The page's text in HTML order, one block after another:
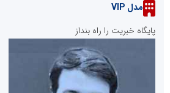
مدل VIP
پایگاه خبریت را راه بنداز